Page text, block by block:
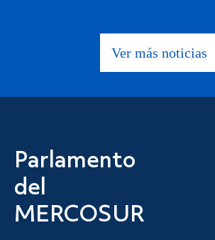
Ver más noticias
Parlamento
del
MERCOSUR